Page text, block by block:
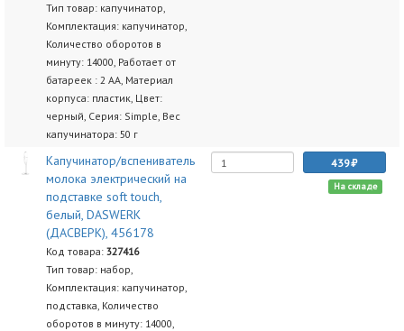
Тип товар: капучинатор,
Комплектация: капучинатор,
Количество оборотов в
минуту: 14000, Работает от
батареек : 2 AA, Материал
корпуса: пластик, Цвет:
черный, Серия: Simple, Вес
капучинатора: 50 г
Капучинатор/вспениватель
молока электрический на
подставке soft touch,
белый, DASWERK
(ДАСВЕРК), 456178
Код товара: 327416
Тип товар: набор,
Комплектация: капучинатор,
подставка, Количество
оборотов в минуту: 14000,
439
На складе